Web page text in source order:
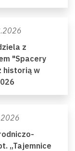
z
"Spacery
historią w
„Tajemnice